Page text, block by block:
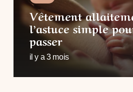
Vêtement
l’astuce simple
passer
il y a 3 mois